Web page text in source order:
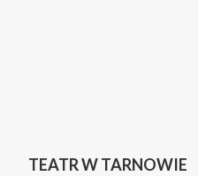
TEATR W TARNOWIE